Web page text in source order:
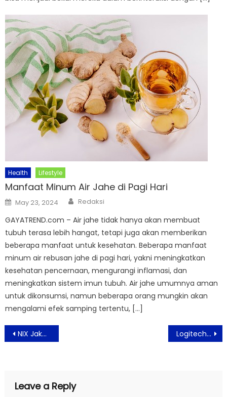
Health Lifestyle
Manfaat Minum Air Jahe di Pagi Hari
Posted
on
May 23, 2024 Author
Redaksi
GAYATREND.com – Air jahe tidak hanya akan membuat
tubuh terasa lebih hangat, tetapi juga akan memberikan
beberapa manfaat untuk kesehatan. Beberapa manfaat
minum air rebusan jahe di pagi hari, yakni meningkatkan
kesehatan pencernaan, mengurangi inflamasi, dan
meningkatkan sistem imun tubuh. Air jahe umumnya aman
untuk dikonsumsi, namun beberapa orang mungkin akan
mengalami efek samping tertentu, […]
Post
navigation
NIX Jakarta Hadirkan Menu Tradisional Kaya Rasa Asia Logitech Menghadirkan Keyboard ‘Signature Series’ Terbaru
Leave a Reply